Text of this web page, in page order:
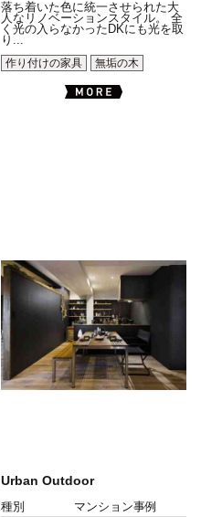
落ち着いた色に統一させられた大
人なリノベーションスタイル。 全
く光の入らなかったDKにも光を取
り...
作り付けの家具
無垢の木
Urban Outdoor
種別
マンション事例